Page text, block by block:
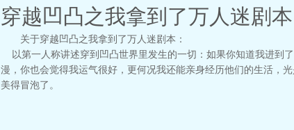
穿越凹凸之我拿到了万人迷剧本
关于穿越凹凸之我拿到了万人迷剧本：
以第一人称讲述穿到凹凸世界里发生的一切：如果你知道我进到
漫，你也会觉得我运气很好，更何况我还能亲身经历他们的生活，
美得冒泡了。